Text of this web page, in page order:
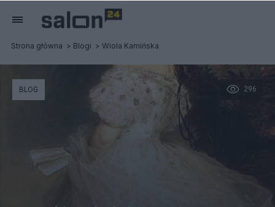
Strona główna Blogi Wiola Kamińska
296
BLOG